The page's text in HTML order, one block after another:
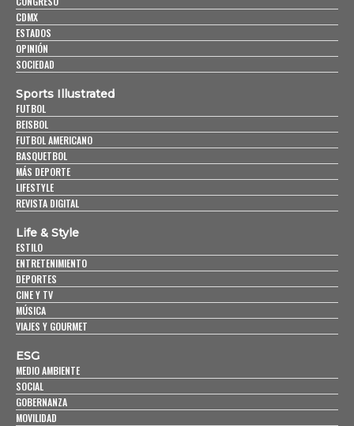
CDMX
ESTADOS
OPINIÓN
SOCIEDAD
Sports Illustrated
FUTBOL
BEISBOL
FUTBOL AMERICANO
BASQUETBOL
MÁS DEPORTE
LIFESTYLE
REVISTA DIGITAL
Life & Style
ESTILO
ENTRETENIMIENTO
DEPORTES
CINE Y TV
MÚSICA
VIAJES Y GOURMET
ESG
MEDIO AMBIENTE
SOCIAL
GOBERNANZA
MOVILIDAD